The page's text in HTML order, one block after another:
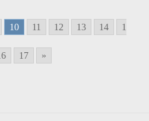
10 11 12 13 14 1
17 »